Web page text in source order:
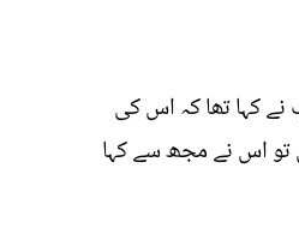
کہا تھا کہ اس کی
تو اس نے مجھ سے کہا